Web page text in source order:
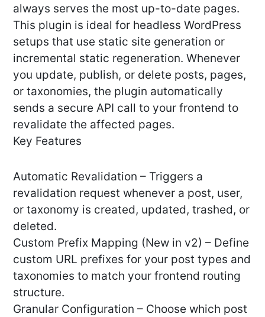
always serves the most up-to-date pages.
This plugin is ideal for headless WordPress
setups that use static site generation or
incremental static regeneration. Whenever
you update, publish, or delete posts, pages,
or taxonomies, the plugin automatically
sends a secure API call to your frontend to
revalidate the affected pages.
Key Features
Automatic Revalidation – Triggers a
revalidation request whenever a post, user,
or taxonomy is created, updated, trashed, or
deleted.
Custom Prefix Mapping (New in v2) – Define
custom URL prefixes for your post types and
taxonomies to match your frontend routing
structure.
Granular Configuration – Choose which post